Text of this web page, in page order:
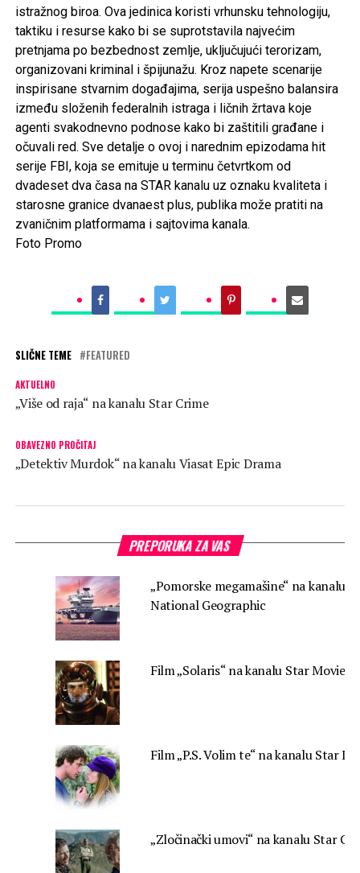
istražnog biroa. Ova jedinica koristi vrhunsku tehnologiju,
taktiku i resurse kako bi se suprotstavila najvećim
pretnjama po bezbednost zemlje, uključujući terorizam,
organizovani kriminal i špijunažu. Kroz napete scenarije
inspirisane stvarnim događajima, serija uspešno balansira
između složenih federalnih istraga i ličnih žrtava koje
agenti svakodnevno podnose kako bi zaštitili građane i
očuvali red. Sve detalje o ovoj i narednim epizodama hit
serije FBI, koja se emituje u terminu četvrtkom od
dvadeset dva časa na STAR kanalu uz oznaku kvaliteta i
starosne granice dvanaest plus, publika može pratiti na
zvaničnim platformama i sajtovima kanala.
Foto Promo
SLIČNE TEME FEATURED
AKTUELNO
„Više od raja“ na kanalu Star Crime
OBAVEZNO PROČITAJ
„Detektiv Murdok“ na kanalu Viasat Epic Drama
PREPORUKA ZA VAS
„Pomorske megamašine“ na kanalu
National Geographic
Film „Solaris“ na kanalu Star Movies
Film „P.S. Volim te“ na kanalu Star
„Zločinački umovi“ na kanalu Star